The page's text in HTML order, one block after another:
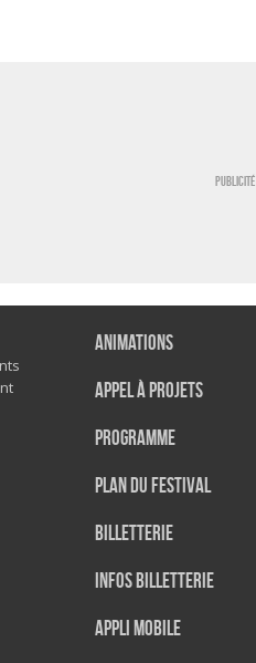
Publicité
Animations
Appel à projets
Programme
Plan du festival
Billetterie
Infos Billetterie
Appli mobile